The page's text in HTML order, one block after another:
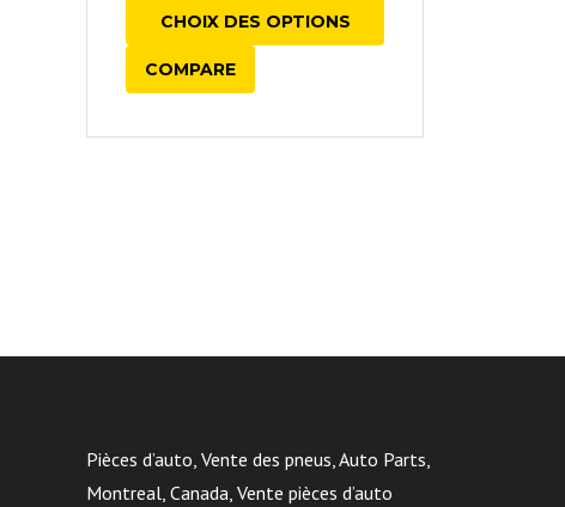
CHOIX DES OPTIONS
COMPARE
Pièces d’auto, Vente des pneus, Auto Parts,
Montreal, Canada, Vente pièces d’auto